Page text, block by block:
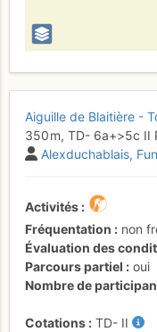
Aiguille de Blaitière -
350 m, TD- 6a+>5c II
Alexduchablais
Activités
Fréquentation
non
Évaluation des
Parcours partiel
oui
Nombre de
Cotations TD- II